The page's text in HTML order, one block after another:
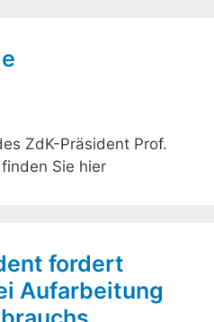
ZdK-Präsident Prof.
Sie hier
fordert
Aufarbeitung